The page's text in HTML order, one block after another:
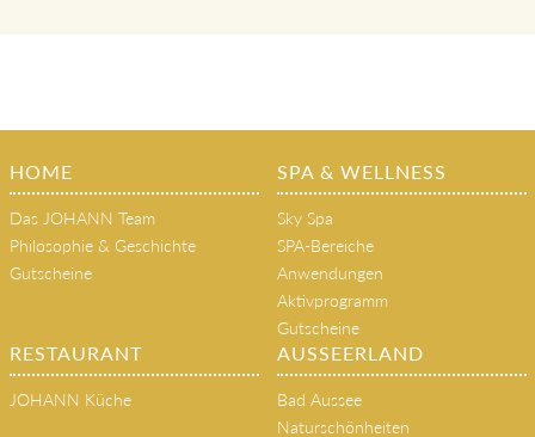
HOME
Das JOHANN Team
SPA & WELLNESS
Sky Spa
SPA-Bereiche
Anwendungen
Aktivprogramm
RESTAURANT AUSSEERLAND